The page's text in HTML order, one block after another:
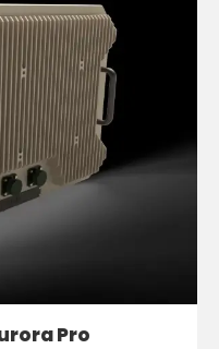
Pro